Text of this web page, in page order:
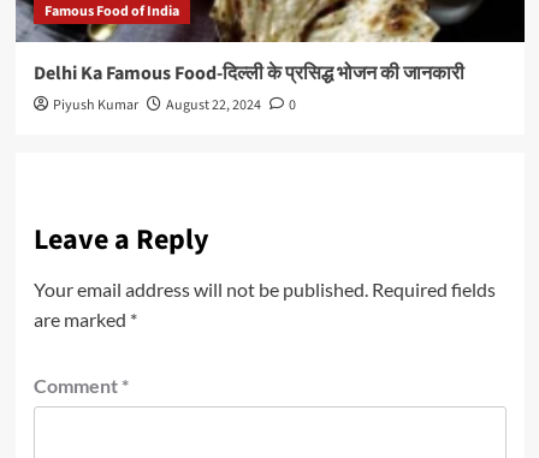
Famous Food of India
Delhi Ka Famous Food-दिल्ली के प्रसिद्ध भोजन की जानकारी
Piyush Kumar August 22, 2024 0
Leave a Reply
Your email address will not be published. Required fields
are marked *
Comment *